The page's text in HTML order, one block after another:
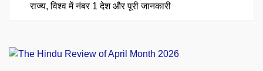
राज्य, विश्व में नंबर 1 देश और पूरी जानकारी